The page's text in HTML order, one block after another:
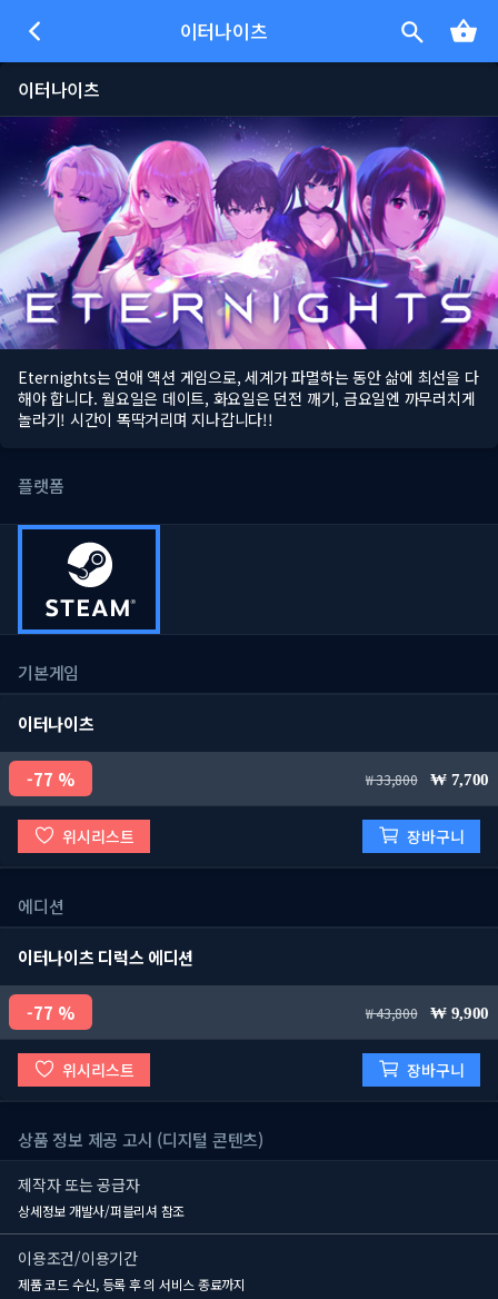
이터나이츠
이터나이츠
Eternights는 연애 액션 게임으로, 세계가 파멸하는 동안 삶에 최선을 다
해야 합니다. 월요일은 데이트, 화요일은 던전 깨기, 금요일엔 까무러치게
놀라기! 시간이 똑딱거리며 지나갑니다!!
플랫폼
기본게임
이터나이츠
77 % 33,800 7,700
위시리스트 장바구니
에디션
이터나이츠 디럭스 에디션
77 % 43,800 9,900
위시리스트 장바구니
상품 정보 제공 고시 (디지털 콘텐츠)
제작자 또는 공급자
상세정보 개발사/퍼블리셔 참조
이용조건/이용기간
제품 코드 수신, 등록 후의 서비스 종료까지